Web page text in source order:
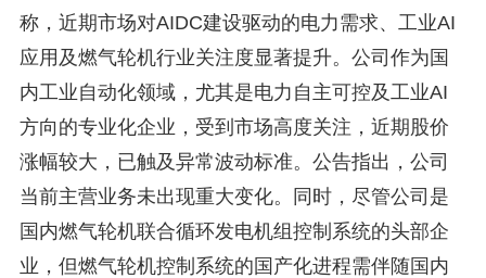
称，近期市场对AIDC建设驱动的电力需求、工业AI
应用及燃气轮机行业关注度显著提升。公司作为国
内工业自动化领域，尤其是电力自主可控及工业AI
方向的专业化企业，受到市场高度关注，近期股价
涨幅较大，已触及异常波动标准。公告指出，公司
当前主营业务未出现重大变化。同时，尽管公司是
国内燃气轮机联合循环发电机组控制系统的头部企
业，但燃气轮机控制系统的国产化进程需伴随国内